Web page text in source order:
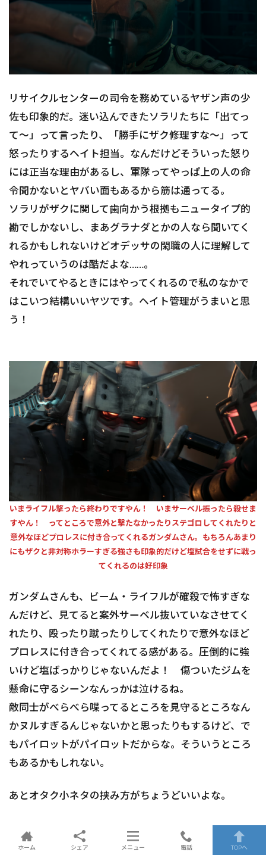
リサイクルセンターの司令を務めているヤザン声の少
佐も印象的だ。迷い込んできたソラリたちに「出てっ
て〜」って言ったり、「勝手にザク修理すな〜」って
怒ったりするヘイト担当。なんだけどそういった怒り
には正当な理由があるし、軍隊ってやっぱ上の人の命
令聞かないとヤバい面もあるから筋は通ってる。
ソラリがザクに関して歯向かう根拠もニュータイプ的
勘でしかないし、まあグラナダとかの人なら聞いてく
れるかもしれないけどオデッサの閑職の人に理解して
やれっていうのは酷だよな……。
それでいてやるときにはやってくれるので私のなかで
はこいつ結構いいヤツです。ヘイト管理がうまいと思
う！
いまライフル撃ったら終わりですやん！ いまサーベル振ったら殺せま
すやん！ ってところで意外と撃たなかったりステゴロしてくれたりと
意外なほどプロレスに付き合ってくれるガンダムさん。もちろんあまり
にもザクと非対称ホラーすぎる強さも印象的だけど塩試合をせずに戦っ
てくれるのは好印象
ガンダムさんも、ビーム・ライフルが確殺で怖すぎな
んだけど、見てると案外サーベル抜いていなさせてく
れたり、殴ったり蹴ったりしてくれたりで意外なほど
プロレスに付き合ってくれてる感がある。圧倒的に強
いけど塩ばっかりじゃないんだよ！ 傷ついたジムを
懸命に守るシーンなんっかは泣けるね。
敵同士がべらべら喋ってるところを見守るところなん
かヌルすぎるんじゃないかと思ったりもするけど、で
もパイロットがパイロットだからな。そういうところ
もあるかもしれない。
あとオタク小ネタの挟み方がちょうどいいよな。
ホーム シェア メニュー 電話 TOPへ